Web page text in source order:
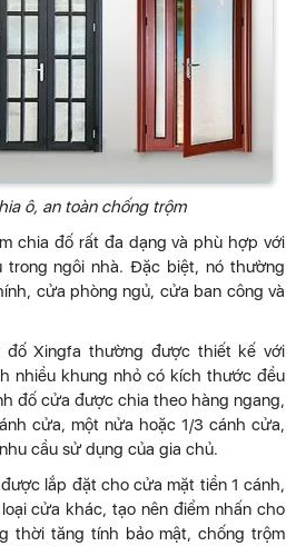
ô, an toàn chống trộm
chia đố rất đa dạng và phù hợp với
trong ngôi nhà. Đặc biệt, nó thường
cửa phòng ngủ, cửa ban công và
đố Xingfa thường được thiết kế với
nhiều khung nhỏ có kích thước đều
đố cửa được chia theo hàng ngang,
cửa, một nửa hoặc 1/3 cánh cửa,
cầu sử dụng của gia chủ.
lắp đặt cho cửa mặt tiền 1 cánh,
cửa khác, tạo nên điểm nhấn cho
thời tăng tính bảo mật, chống trộm